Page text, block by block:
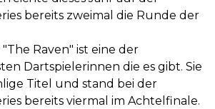
bereits zweimal die Runde der
Raven" ist eine der
Dartspielerinnen die es gibt. Sie
Titel und stand bei der
bereits viermal im Achtelfinale.